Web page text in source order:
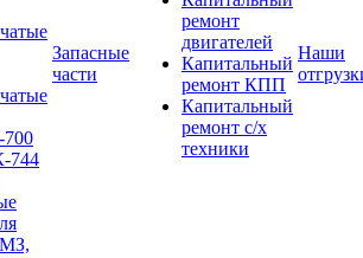
744
Запасные
части
ремонт
двигателей
Капитальный
ремонт КПП
Капитальный
ремонт с/х
техники
Наши